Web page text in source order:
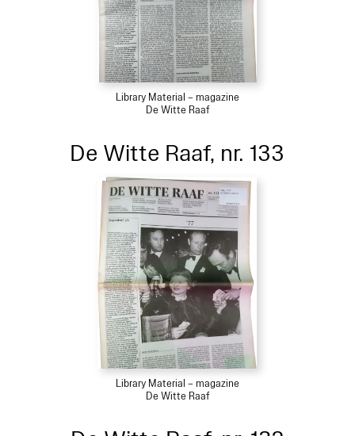
Library Material – magazine
De Witte Raaf
De Witte Raaf, nr. 133
Library Material – magazine
De Witte Raaf